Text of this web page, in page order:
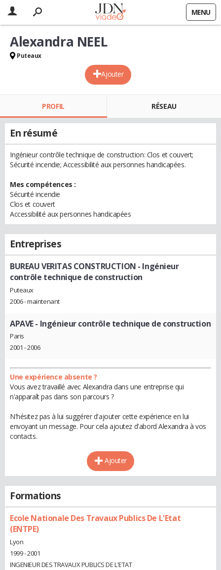
MENU
Ajouter
Alexandra NEEL
Puteaux
PROFIL RÉSEAU
En résumé
Ingénieur contrôle technique de construction: Clos et couvert;
Sécurité incendie; Accessibilité aux personnes handicapées.
Mes compétences :
Sécurité incendie
Clos et couvert
Accessibilité aux personnes handicapées
Entreprises
BUREAU VERITAS CONSTRUCTION - Ingénieur
contrôle technique de construction
Puteaux
2006 - maintenant
APAVE- Ingénieur contrôle technique de construction
Paris
2001 - 2006
Une expérience absente ?
Vous avez travaillé avec Alexandra dans une entreprise qui
n'apparaît pas dans son parcours ?
N'hésitez pas à lui suggérer d'ajouter cette expérience en lui
envoyant un message. Pour cela ajoutez d'abord Alexandra à vos
contacts.
Ajouter
Formations
Ecole Nationale Des Travaux Publics De L'Etat
(ENTPE)
Lyon
1999 - 2001
INGENIEUR DES TRAVAUX PUBLICS DE L'ETAT